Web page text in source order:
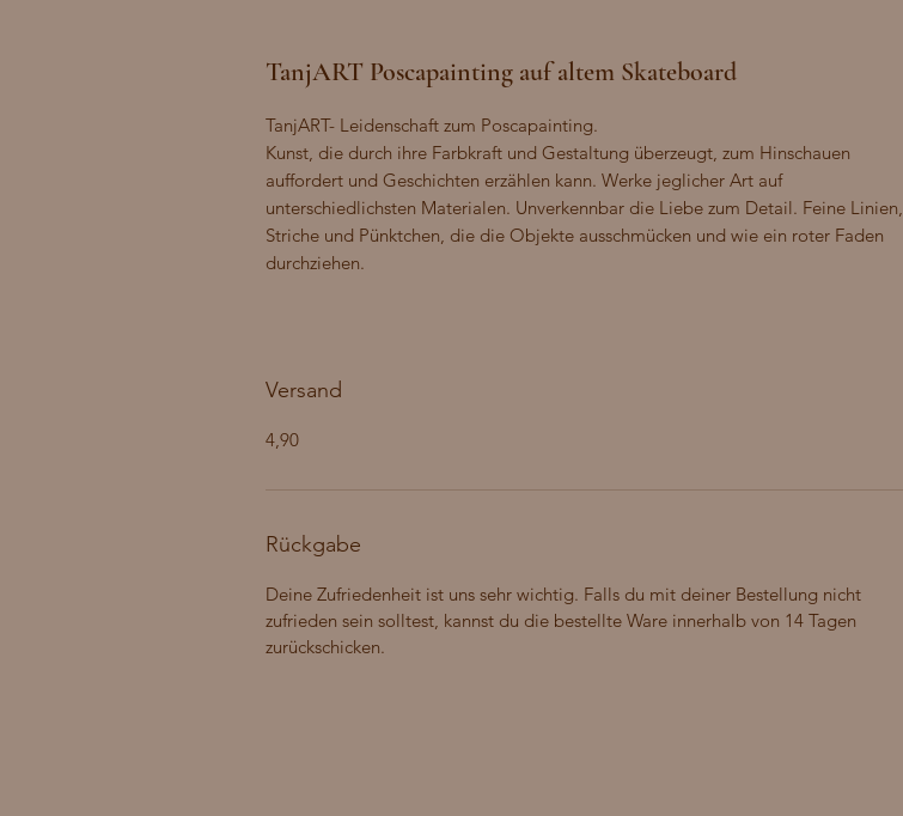
TanjART Poscapainting auf altem Skateboard
TanjART- Leidenschaft zum Poscapainting.
Kunst, die durch ihre Farbkraft und Gestaltung überzeugt, zum Hinschauen
auffordert und Geschichten erzählen kann. Werke jeglicher Art auf
unterschiedlichsten Materialen. Unverkennbar die Liebe zum Detail. Feine Linien,
Striche und Pünktchen, die die Objekte ausschmücken und wie ein roter Faden
durchziehen.
Versand
4,90
Rückgabe
Deine Zufriedenheit ist uns sehr wichtig. Falls du mit deiner Bestellung nicht
zufrieden sein solltest, kannst du die bestellte Ware innerhalb von 14 Tagen
zurückschicken.